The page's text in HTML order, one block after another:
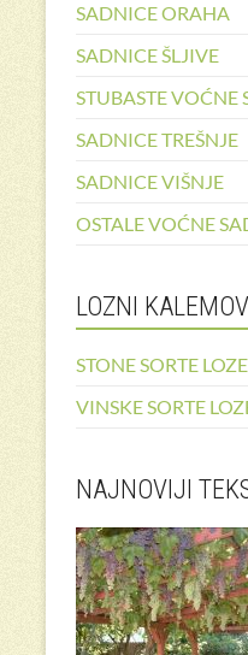
SADNICE ORAHA
SADNICE ŠLJIVE
STUBASTE VOĆNE
SADNICE TREŠNJE
SADNICE VIŠNJE
OSTALE VOĆNE
LOZNI
STONE SORTE LOZE
VINSKE SORTE
NAJNOVIJI